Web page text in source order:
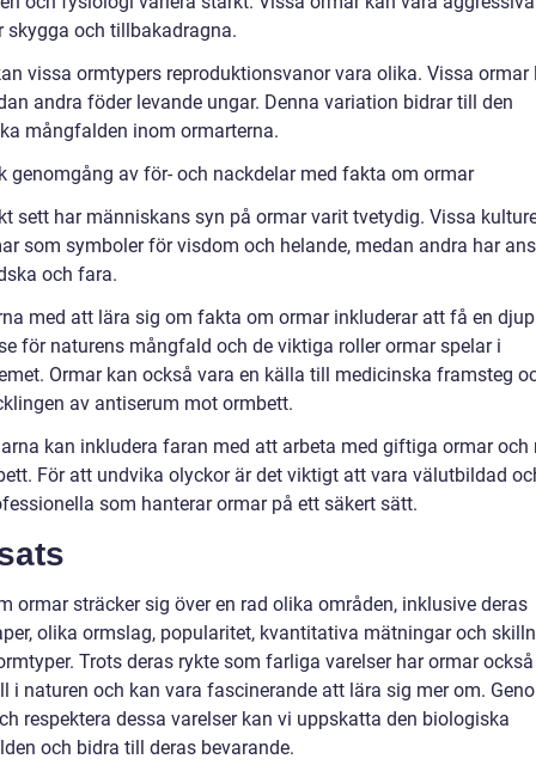
skygga och tillbakadragna.
vissa ormtypers reproduktionsvanor vara olika. Vissa ormar
andra föder levande ungar. Denna variation bidrar till den
mångfalden inom ormarterna.
genomgång av för- och nackdelar med fakta om ormar
sett har människans syn på ormar varit tvetydig. Vissa
som symboler för visdom och helande, medan andra har
och fara.
med att lära sig om fakta om ormar inkluderar att få en
för naturens mångfald och de viktiga roller ormar spelar i
Ormar kan också vara en källa till medicinska framsteg
av antiserum mot ormbett.
kan inkludera faran med att arbeta med giftiga ormar och
För att undvika olyckor är det viktigt att vara välutbildad
som hanterar ormar på ett säkert sätt.
ormar sträcker sig över en rad olika områden, inklusive deras
olika ormslag, popularitet, kvantitativa mätningar och
Trots deras rykte som farliga varelser har ormar
i naturen och kan vara fascinerande att lära sig mer om.
respektera dessa varelser kan vi uppskatta den biologiska
och bidra till deras bevarande.